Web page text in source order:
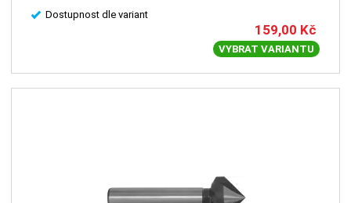
Dostupnost dle variant
159,00 Kč
VYBRAT VARIANTU